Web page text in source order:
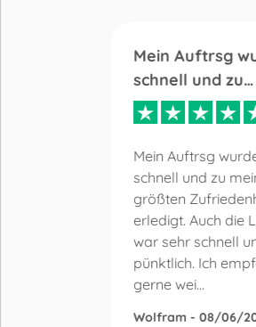
Mein Auftrsg
schnell und zu…
Mein Auftrsg
schnell und zu
größten
erledigt. Auch die
war sehr schnell
pünktlich. Ich
gerne wei...
Wolfram - 08/06/